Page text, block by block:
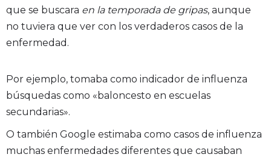
que se buscara en la temporada de gripas, aunque
no tuviera que ver con los verdaderos casos de la
enfermedad.
Por ejemplo, tomaba como indicador de influenza
búsquedas como «baloncesto en escuelas
secundarias».
O también Google estimaba como casos de influenza
muchas enfermedades diferentes que causaban